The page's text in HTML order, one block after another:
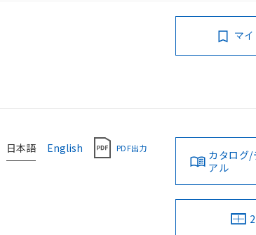
マ
日本語 English PDF出力
カタログ/
アル